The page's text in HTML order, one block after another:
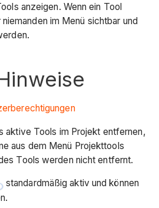
anzeigen. Wenn ein Tool
im Menü sichtbar und
aktive Tools im Projekt entfernen,
aus dem Menü Projekttools
Tools werden nicht entfernt.
standardmäßig aktiv und können